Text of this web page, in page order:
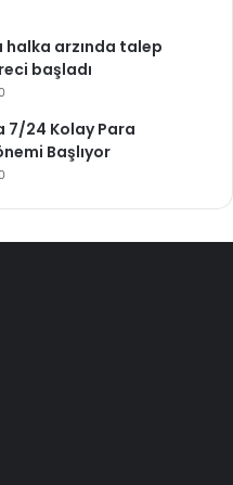
halka arzında talep
başladı
7/24 Kolay Para
Başlıyor